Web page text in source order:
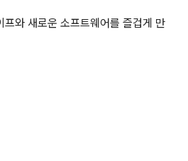
와 새로운 소프트웨어를 즐겁게 만